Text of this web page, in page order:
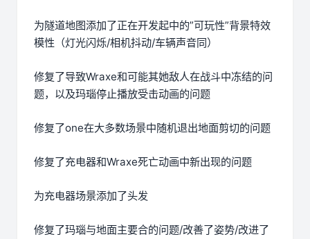
为隧道地图添加了正在开发起中的”可玩性”背景特效
模性（灯光闪烁/相机抖动/车辆声音同）
修复了导致Wraxe和可能其她敌人在战斗中冻结的问
题，以及玛瑙停止播放受击动画的问题
修复了one在大多数场景中随机退出地面剪切的问题
修复了充电器和Wraxe死亡动画中新出现的问题
为充电器场景添加了头发
修复了玛瑙与地面主要合的问题/改善了姿势/改进了